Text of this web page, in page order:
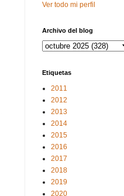
Ver todo mi perfil
Archivo del blog
Etiquetas
2011
2012
2013
2014
2015
2016
2017
2018
2019
2020